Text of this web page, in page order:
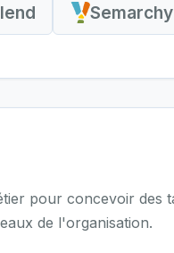
Semarchy
pour concevoir des
de l'organisation.